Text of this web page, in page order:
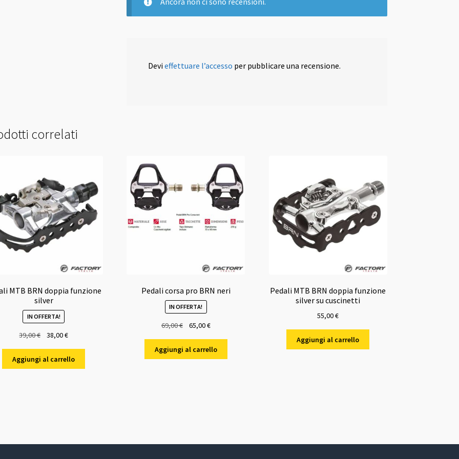
Devieffettuare l’accesso per pubblicare una recensione.
correlati
MTB BRN doppia funzione
silver
IN OFFERTA!
39,00€
originale
era:
38,00€Il
attuale
è:
Aggiungi al carrello
Pedali corsa pro BRN neri
IN OFFERTA!
69,00€
originale
era:
65,00€Il
attuale
è:
Aggiungi al carrello
Pedali MTB BRN doppia funzione
silver su cuscinetti
55,00€
Aggiungi al carrello